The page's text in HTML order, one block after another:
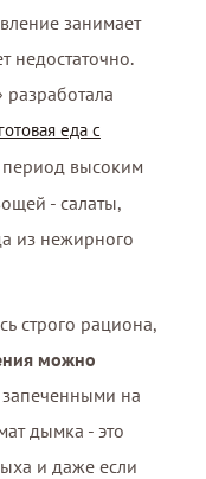
занимает
недостаточно.
готовая еда с
период высоким
- салаты,
из нежирного
строго рациона,
можно
на
дымка - это
и даже если